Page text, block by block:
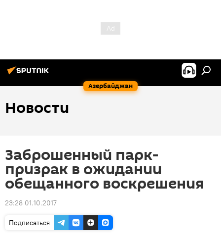
Азербайджан
Новости
Заброшенный парк-
призрак в ожидании
обещанного воскрешения
23:28 01.10.2017
Подписаться